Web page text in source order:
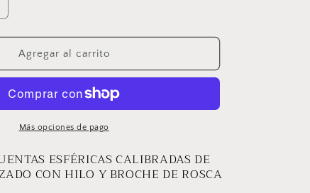
Agregar al carrito
Más opciones de pago
ESFÉRICAS CALIBRADAS DE
CON HILO Y BROCHE DE ROSCA